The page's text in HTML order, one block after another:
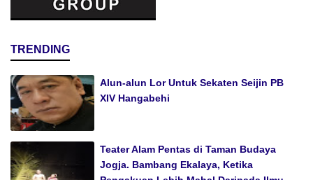
TRENDING
Alun-alun Lor Untuk Sekaten Seijin PB
XIV Hangabehi
Teater Alam Pentas di Taman Budaya
Jogja. Bambang Ekalaya, Ketika